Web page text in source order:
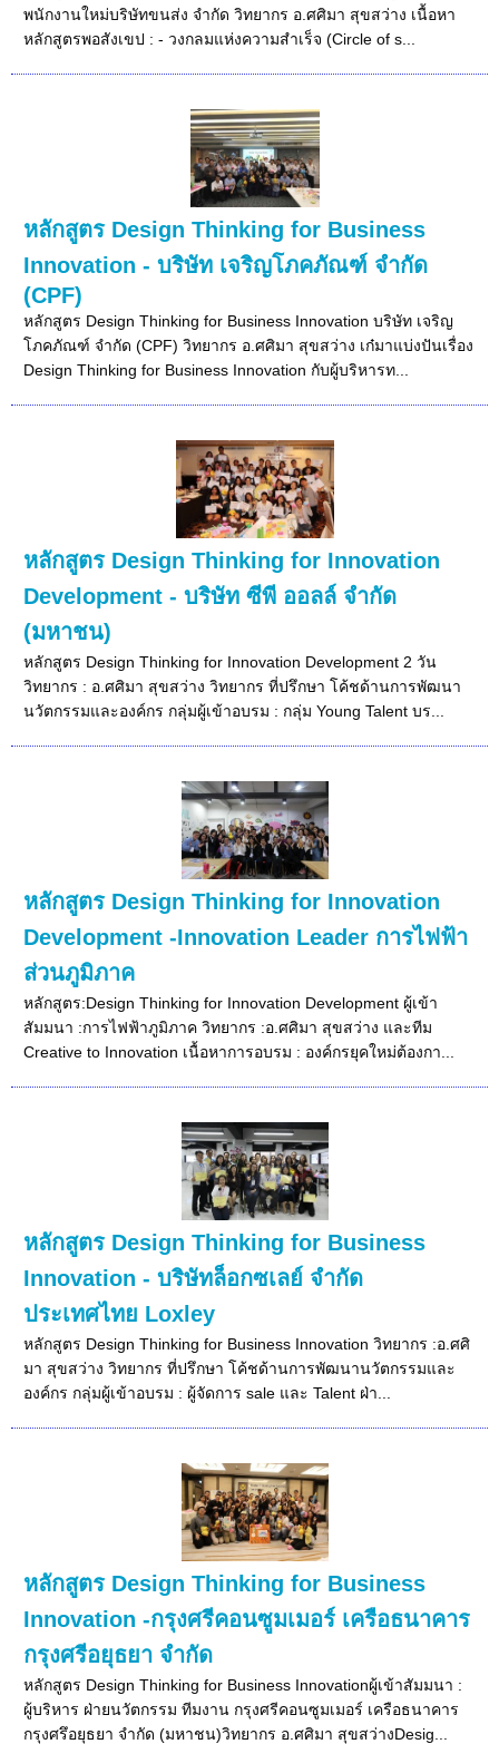
พนักงานใหม่บริษัทขนส่ง จำกัด วิทยากร อ.ศศิมา สุขสว่าง เนื้อหา
หลักสูตรพอสังเขป : - วงกลมแห่งความสำเร็จ (Circle of s...
หลักสูตร Design Thinking for Business
Innovation - บริษัท เจริญโภคภัณฑ์ จำกัด
(CPF)
หลักสูตร Design Thinking for Business Innovation บริษัท เจริญ
โภคภัณฑ์ จำกัด (CPF) วิทยากร อ.ศศิมา สุขสว่าง เก๋มาแบ่งปันเรื่อง
Design Thinking for Business Innovation กับผู้บริหารท...
หลักสูตร Design Thinking for Innovation
Development - บริษัท ซีพี ออลล์ จำกัด
(มหาชน)
หลักสูตร Design Thinking for Innovation Development 2 วัน
วิทยากร : อ.ศศิมา สุขสว่าง วิทยากร ที่ปรึกษา โค้ชด้านการพัฒนา
นวัตกรรมและองค์กร กลุ่มผู้เข้าอบรม : กลุ่ม Young Talent บร...
หลักสูตร Design Thinking for Innovation
Development -Innovation Leader การไฟฟ้า
ส่วนภูมิภาค
หลักสูตร:Design Thinking for Innovation Development ผู้เข้า
สัมมนา :การไฟฟ้าภูมิภาค วิทยากร :อ.ศศิมา สุขสว่าง และทีม
Creative to Innovation เนื้อหาการอบรม : องค์กรยุคใหม่ต้องกา...
หลักสูตร Design Thinking for Business
Innovation - บริษัทล็อกซเลย์ จำกัด
ประเทศไทย Loxley
หลักสูตร Design Thinking for Business Innovation วิทยากร :อ.ศศิ
มา สุขสว่าง วิทยากร ที่ปรึกษา โค้ชด้านการพัฒนานวัตกรรมและ
องค์กร กลุ่มผู้เข้าอบรม : ผู้จัดการ sale และ Talent ฝ่า...
หลักสูตร Design Thinking for Business
Innovation -กรุงศรีคอนซูมเมอร์ เครือธนาคาร
กรุงศรีอยุธยา จำกัด
หลักสูตร Design Thinking for Business Innovationผู้เข้าสัมมนา :
ผู้บริหาร ฝ่ายนวัตกรรม ทีมงาน กรุงศรีคอนซูมเมอร์ เครือธนาคาร
กรุงศรึอยุธยา จำกัด (มหาชน)วิทยากร อ.ศศิมา สุขสว่างDesig...